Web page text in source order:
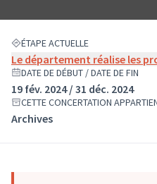
ÉTAPE ACTUELLE
Le département réalise les
DATE DE DÉBUT / DATE DE FIN
19 fév. 2024 / 31 déc. 2024
CETTE CONCERTATION
Archives